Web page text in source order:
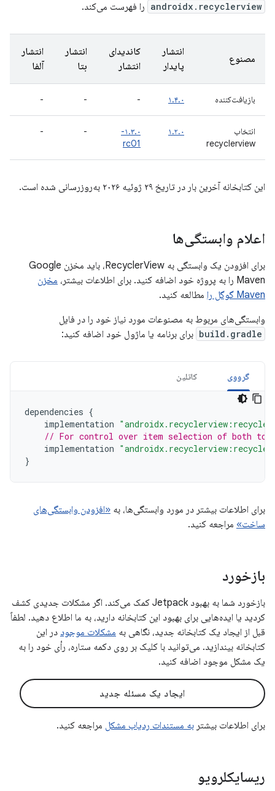
androidx.recyclerview را فهرست می‌کند.
مصنوع
انتشار
پایدار
کاندیدای
انتشار
انتشار
بتا
انتشار
آلفا
بازیافت‌کننده ۱.۴.۰ -
-
-
انتخاب
recyclerview
۱.۲.۰
۱.۳.۰-
rc01
-
-
این کتابخانه آخرین بار در تاریخ ۲۹ ژوئیه ۲۰۲۶ به‌روزرسانی شده است.
اعلام وابستگی‌ها
برای افزودن یک وابستگی به RecyclerView، باید مخزن Google
Maven را به پروژه خود اضافه کنید. برای اطلاعات بیشتر،
مخزن
Maven گوگل را
مطالعه کنید.
وابستگی‌های مربوط به مصنوعات مورد نیاز خود را در فایل
build.gradle برای برنامه یا ماژول خود اضافه کنید:
گرووی کاتلین
dependencies {
implementation
// For control over item selection of both
implementation
}
برای اطلاعات بیشتر در مورد وابستگی‌ها، به «افزودن وابستگی‌های
ساخت» مراجعه کنید.
بازخورد
بازخورد شما به بهبود Jetpack کمک می‌کند. اگر مشکلات جدیدی کشف
کردید یا ایده‌هایی برای بهبود این کتابخانه دارید، به ما اطلاع دهید. لطفاً
قبل از ایجاد یک کتابخانه جدید، نگاهی به مشکلات موجود در این
کتابخانه بیندازید. می‌توانید با کلیک بر روی دکمه ستاره، رأی خود را به
یک مشکل موجود اضافه کنید.
ایجاد یک مسئله جدید
برای اطلاعات بیشتر به مستندات ردیاب مشکل مراجعه کنید.
ریسایکلرویو